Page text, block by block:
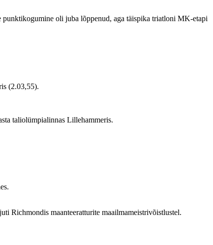
oli juba lõppenud, aga täispika triatloni MK-etapi
(2.03,55).
taliolümpialinnas Lillehammeris.
Richmondis maanteeratturite maailmameistrivõistlustel.